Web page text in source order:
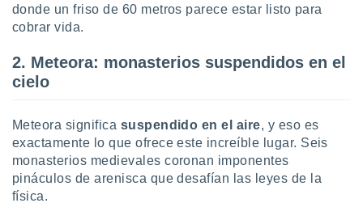
como
IP
de
traten tus
en
a lo que
Para
su
donde un friso de 60 metros parece estar listo para
cobrar vida.
2. Meteora: monasterios suspendidos en el
cielo
Meteora significa suspendido en el aire, y eso es
exactamente lo que ofrece este increíble lugar. Seis
monasterios medievales coronan imponentes
pináculos de arenisca que desafían las leyes de la
física.